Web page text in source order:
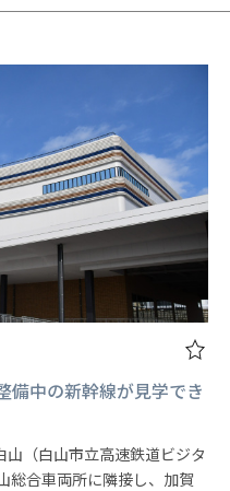
備中の新幹線が見学でき
（白山市立高速鉄道ビジタ
総合車両所に隣接し、加賀